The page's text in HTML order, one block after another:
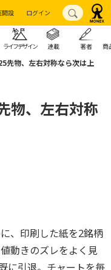
開設 ログイン
ライフデザイン 連載 著者 商
先物、左右対称なら次は上
物、左右対称
、印刷した紙を2銘柄
動きのズレをよく見